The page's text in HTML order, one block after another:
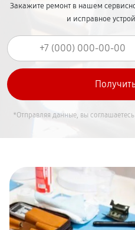
Закажите ремонт в нашем
и исправное
*Отправляя данные, вы соглашаетесь